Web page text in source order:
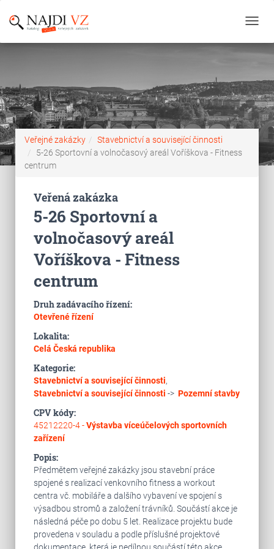
Veřejné zakázky
Stavebnictví a související činnosti
5-26 Sportovní a volnočasový areál Voříškova - Fitness
centrum
Veřená zakázka
5-26 Sportovní a
volnočasový areál
Voříškova - Fitness
centrum
Druh zadávacího řízení:
Otevřené řízení
Lokalita:
Celá Česká republika
Kategorie:
Stavebnictví a související činnosti,
Stavebnictví a související činnosti -> Pozemní stavby
CPV kódy:
45212220-4 -Výstavba víceúčelových sportovních
zařízení
Popis:
Předmětem veřejné zakázky jsou stavební práce
spojené s realizací venkovního fitness a workout
centra vč. mobiláře a dalšího vybavení ve spojení s
výsadbou stromů a založení trávníků. Součástí akce je
následná péče po dobu 5 let. Realizace projektu bude
provedena v souladu a podle příslušné projektové